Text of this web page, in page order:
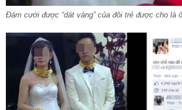
Đám cưới được “dát vàng” của đôi trẻ được cho là